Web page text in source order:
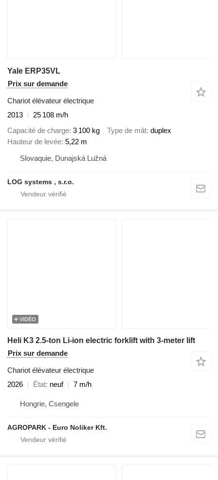
Yale ERP35VL
Prix sur demande
Chariot élévateur électrique
2013
25 108 m/h
Capacité de charge 3 100 kg Type de mât duplex
Hauteur de levée 5,22 m
Slovaquie, Dunajská Lužná
LOG systems , s.r.o.
VIDÉO
Heli K3 2.5-ton Li-ion electric forklift with 3-meter lift
Prix sur demande
Chariot élévateur électrique
2026
État neuf 7 m/h
Hongrie, Csengele
AGROPARK - Euro Noliker Kft.